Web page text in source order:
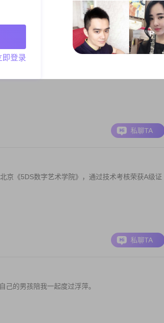
私聊TA
人可以体会，我有一个可爱的儿子，还不满1岁，
私聊TA
京《5DS数字艺术学院》，通过技术考核荣获A级证
私聊TA
己的男孩陪我一起度过浮萍。
即登录